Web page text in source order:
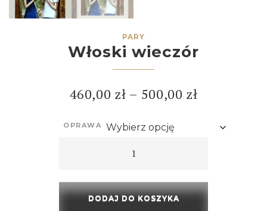
PARY
Włoski wieczór
460,00 zł – 500,00 zł
OPRAWA
DODAJ DO KOSZYKA